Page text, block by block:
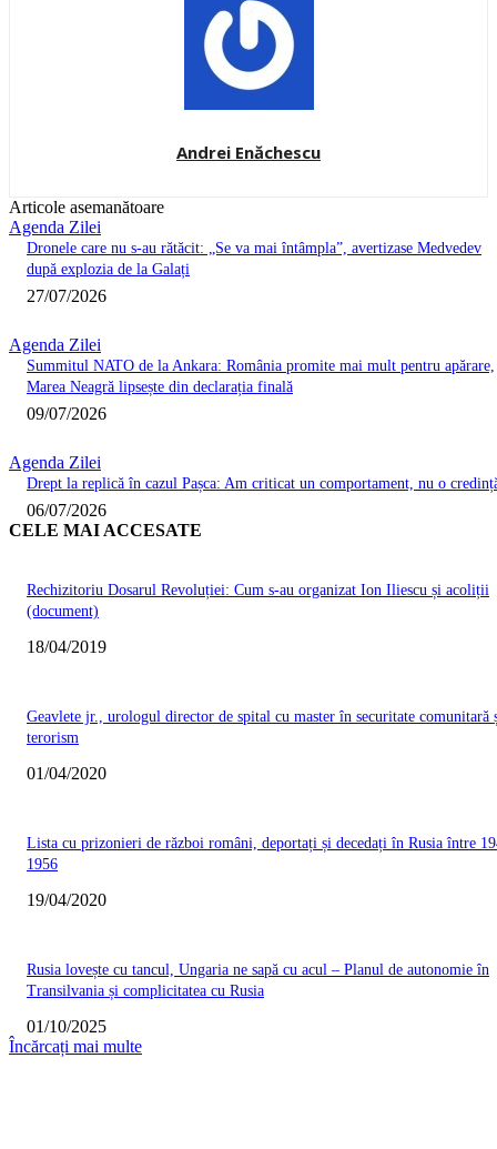
Andrei Enăchescu
Articole asemanătoare
Agenda Zilei
Dronele care nu s-au rătăcit: „Se va mai întâmpla”, avertizase Medvedev
după explozia de la Galați
27/07/2026
Agenda Zilei
Summitul NATO de la Ankara: România promite mai mult pentru apărare,
Marea Neagră lipsește din declarația finală
09/07/2026
Agenda Zilei
Drept la replică în cazul Pașca: Am criticat un comportament, nu o
06/07/2026
CELE MAI ACCESATE
Rechizitoriu Dosarul Revoluției: Cum s-au organizat Ion Iliescu și acoliții
(document)
18/04/2019
Geavlete jr., urologul director de spital cu master în securitate comunitară
terorism
01/04/2020
Lista cu prizonieri de război români, deportați și decedați în Rusia între
1956
19/04/2020
Rusia lovește cu tancul, Ungaria ne sapă cu acul – Planul de autonomie în
Transilvania și complicitatea cu Rusia
01/10/2025
Încărcați mai multe